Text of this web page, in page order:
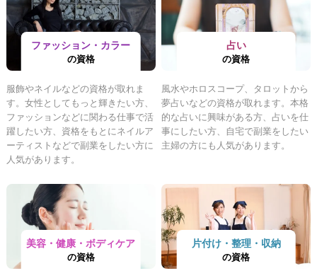
ファッション・カラー
の資格
服飾やネイルなどの資格が取れま
す。女性としてもっと輝きたい方、
ファッションなどに関わる仕事で活
躍したい方、資格をもとにネイルア
ーティストなどで副業をしたい方に
人気があります。
占い
の資格
風水やホロスコープ、タロットから
夢占いなどの資格が取れます。本格
的な占いに興味がある方、占いを仕
事にしたい方、自宅で副業をしたい
主婦の方にも人気があります。
美容・健康・ボディケア
の資格
片付け・整理・収納
の資格